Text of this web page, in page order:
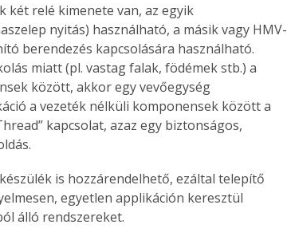
két relé kimenete van, az egyik
nyitás) használható, a másik vagy HMV-
berendezés kapcsolására használható.
miatt (pl. vastag falak, födémek stb.) a
között, akkor egy vevőegység
a vezeték nélküli komponensek között a
kapcsolat, azaz egy biztonságos,
is hozzárendelhető, ezáltal telepítő
egyetlen applikáción keresztül
álló rendszereket.